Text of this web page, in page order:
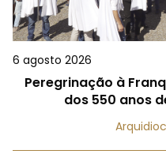
6 agosto 2026
Peregrinação à
dos 550 anos